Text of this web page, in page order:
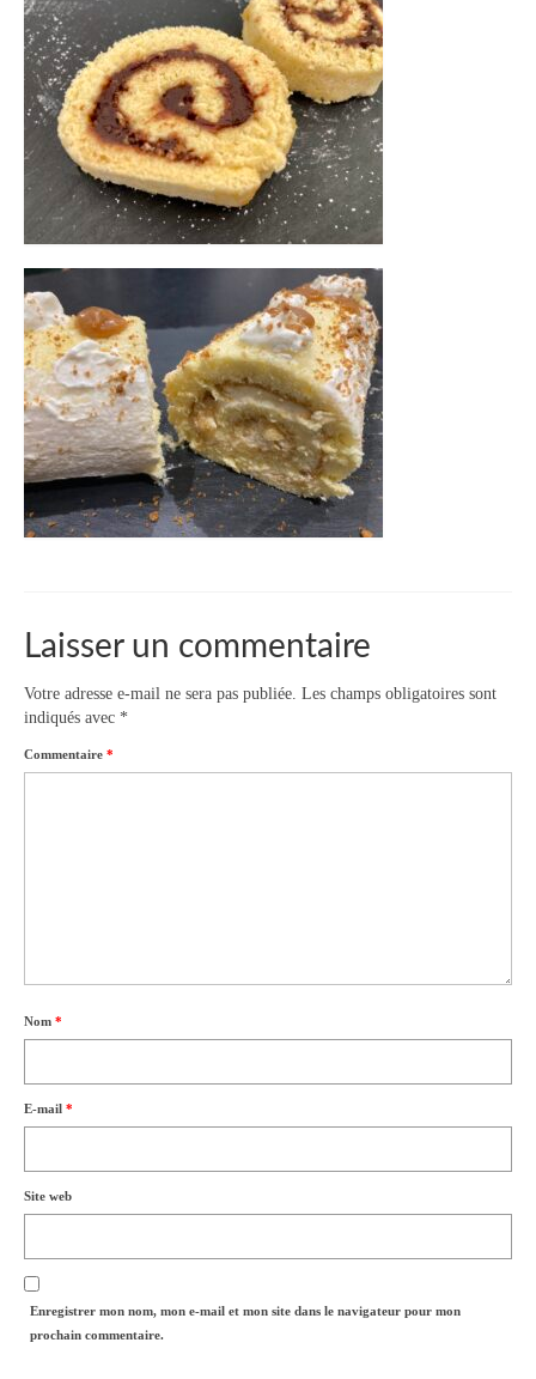
Laisser un commentaire
Votre adresse e-mail ne sera pas publiée. Les champs obligatoires sont
indiqués avec *
Commentaire *
Nom *
E-mail *
Site web
Enregistrer mon nom, mon e-mail et mon site dans le navigateur pour mon
prochain commentaire.